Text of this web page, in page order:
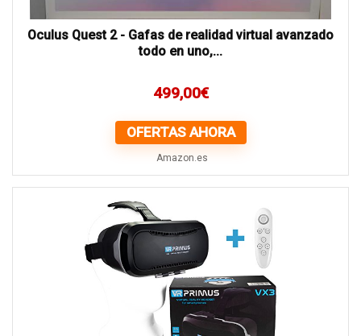
Oculus Quest 2 - Gafas de realidad virtual avanzado
todo en uno,...
499,00€
OFERTAS AHORA
Amazon.es